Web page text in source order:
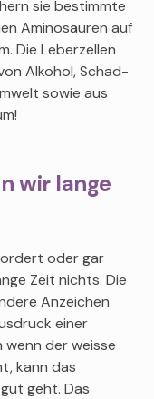
sie bestimmte
Aminosäuren auf
Die Leberzellen
Alkohol, Schad-
sowie aus
wir lange
oder gar
Zeit nichts. Die
Anzeichen
einer
wenn der weisse
kann das
geht. Das